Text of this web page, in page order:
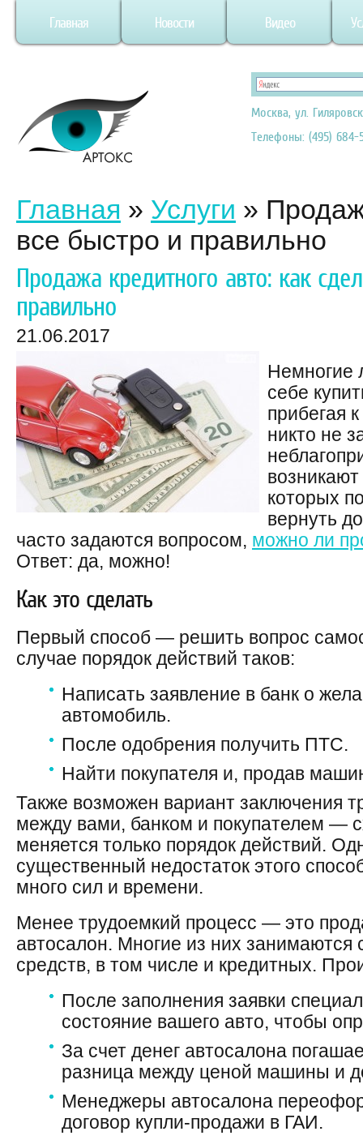
Главная Новости Видео
Москва, ул.
Телефоны: (495) 684-
Главная » Услуги »
все быстро и правильно
Продажа кредитного авто: как
правильно
21.06.2017
Немногие
себе
прибегая
никто не
которых
вернуть
часто задаются вопросом, можно ли
Ответ: да, можно!
Как это сделать
Первый способ — решить вопрос
случае порядок действий таков:
Написать заявление в банк о
автомобиль.
После одобрения получить ПТС.
Найти покупателя и, продав
Также возможен вариант заключения
между вами, банком и покупателем —
меняется только порядок действий.
существенный недостаток этого
много сил и времени.
Менее трудоемкий процесс — это
автосалон. Многие из них занимаются
средств, в том числе и кредитных.
После заполнения заявки
состояние вашего авто, чтобы
За счет денег автосалона
разница между ценой машины и
Менеджеры автосалона
договор купли-продажи в ГАИ.